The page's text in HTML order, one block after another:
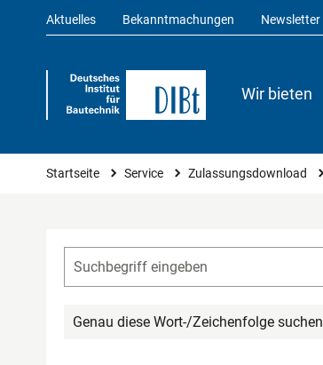
Aktuelles Bekanntmachungen Newsletter
Wir bieten
Sie sind hier
Startseite Service Zulassungsdownload
Genau diese Wort-/Zeichenfolge suchen